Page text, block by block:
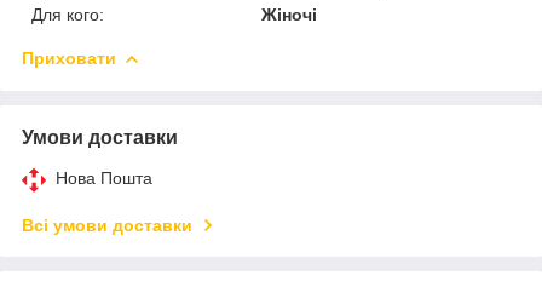
Для кого:
Жіночі
Приховати
Умови доставки
Нова Пошта
Всі умови доставки